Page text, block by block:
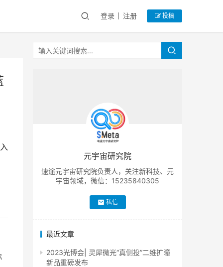
登录 注册 投稿
元宇宙研究院
速途元宇宙研究院负责人，关注新科技、元
宇宙领域，微信：15235840305
私信
最近文章
2023光博会| 灵犀微光“真侧投”二维扩瞳
新品重磅发布